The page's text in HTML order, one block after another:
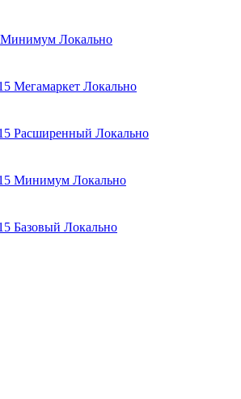
Минимум Локально
Мегамаркет Локально
Расширенный Локально
Минимум Локально
Базовый Локально